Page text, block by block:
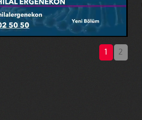
1 2